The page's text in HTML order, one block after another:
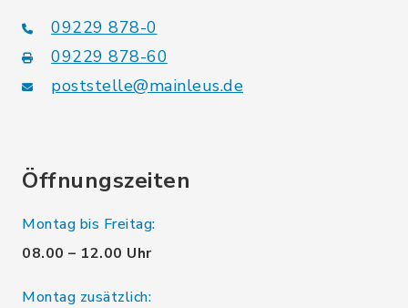
09229 878-0
09229 878-60
poststelle@mainleus.de
Öffnungszeiten
Montag bis Freitag:
08.00 – 12.00 Uhr
Montag zusätzlich: